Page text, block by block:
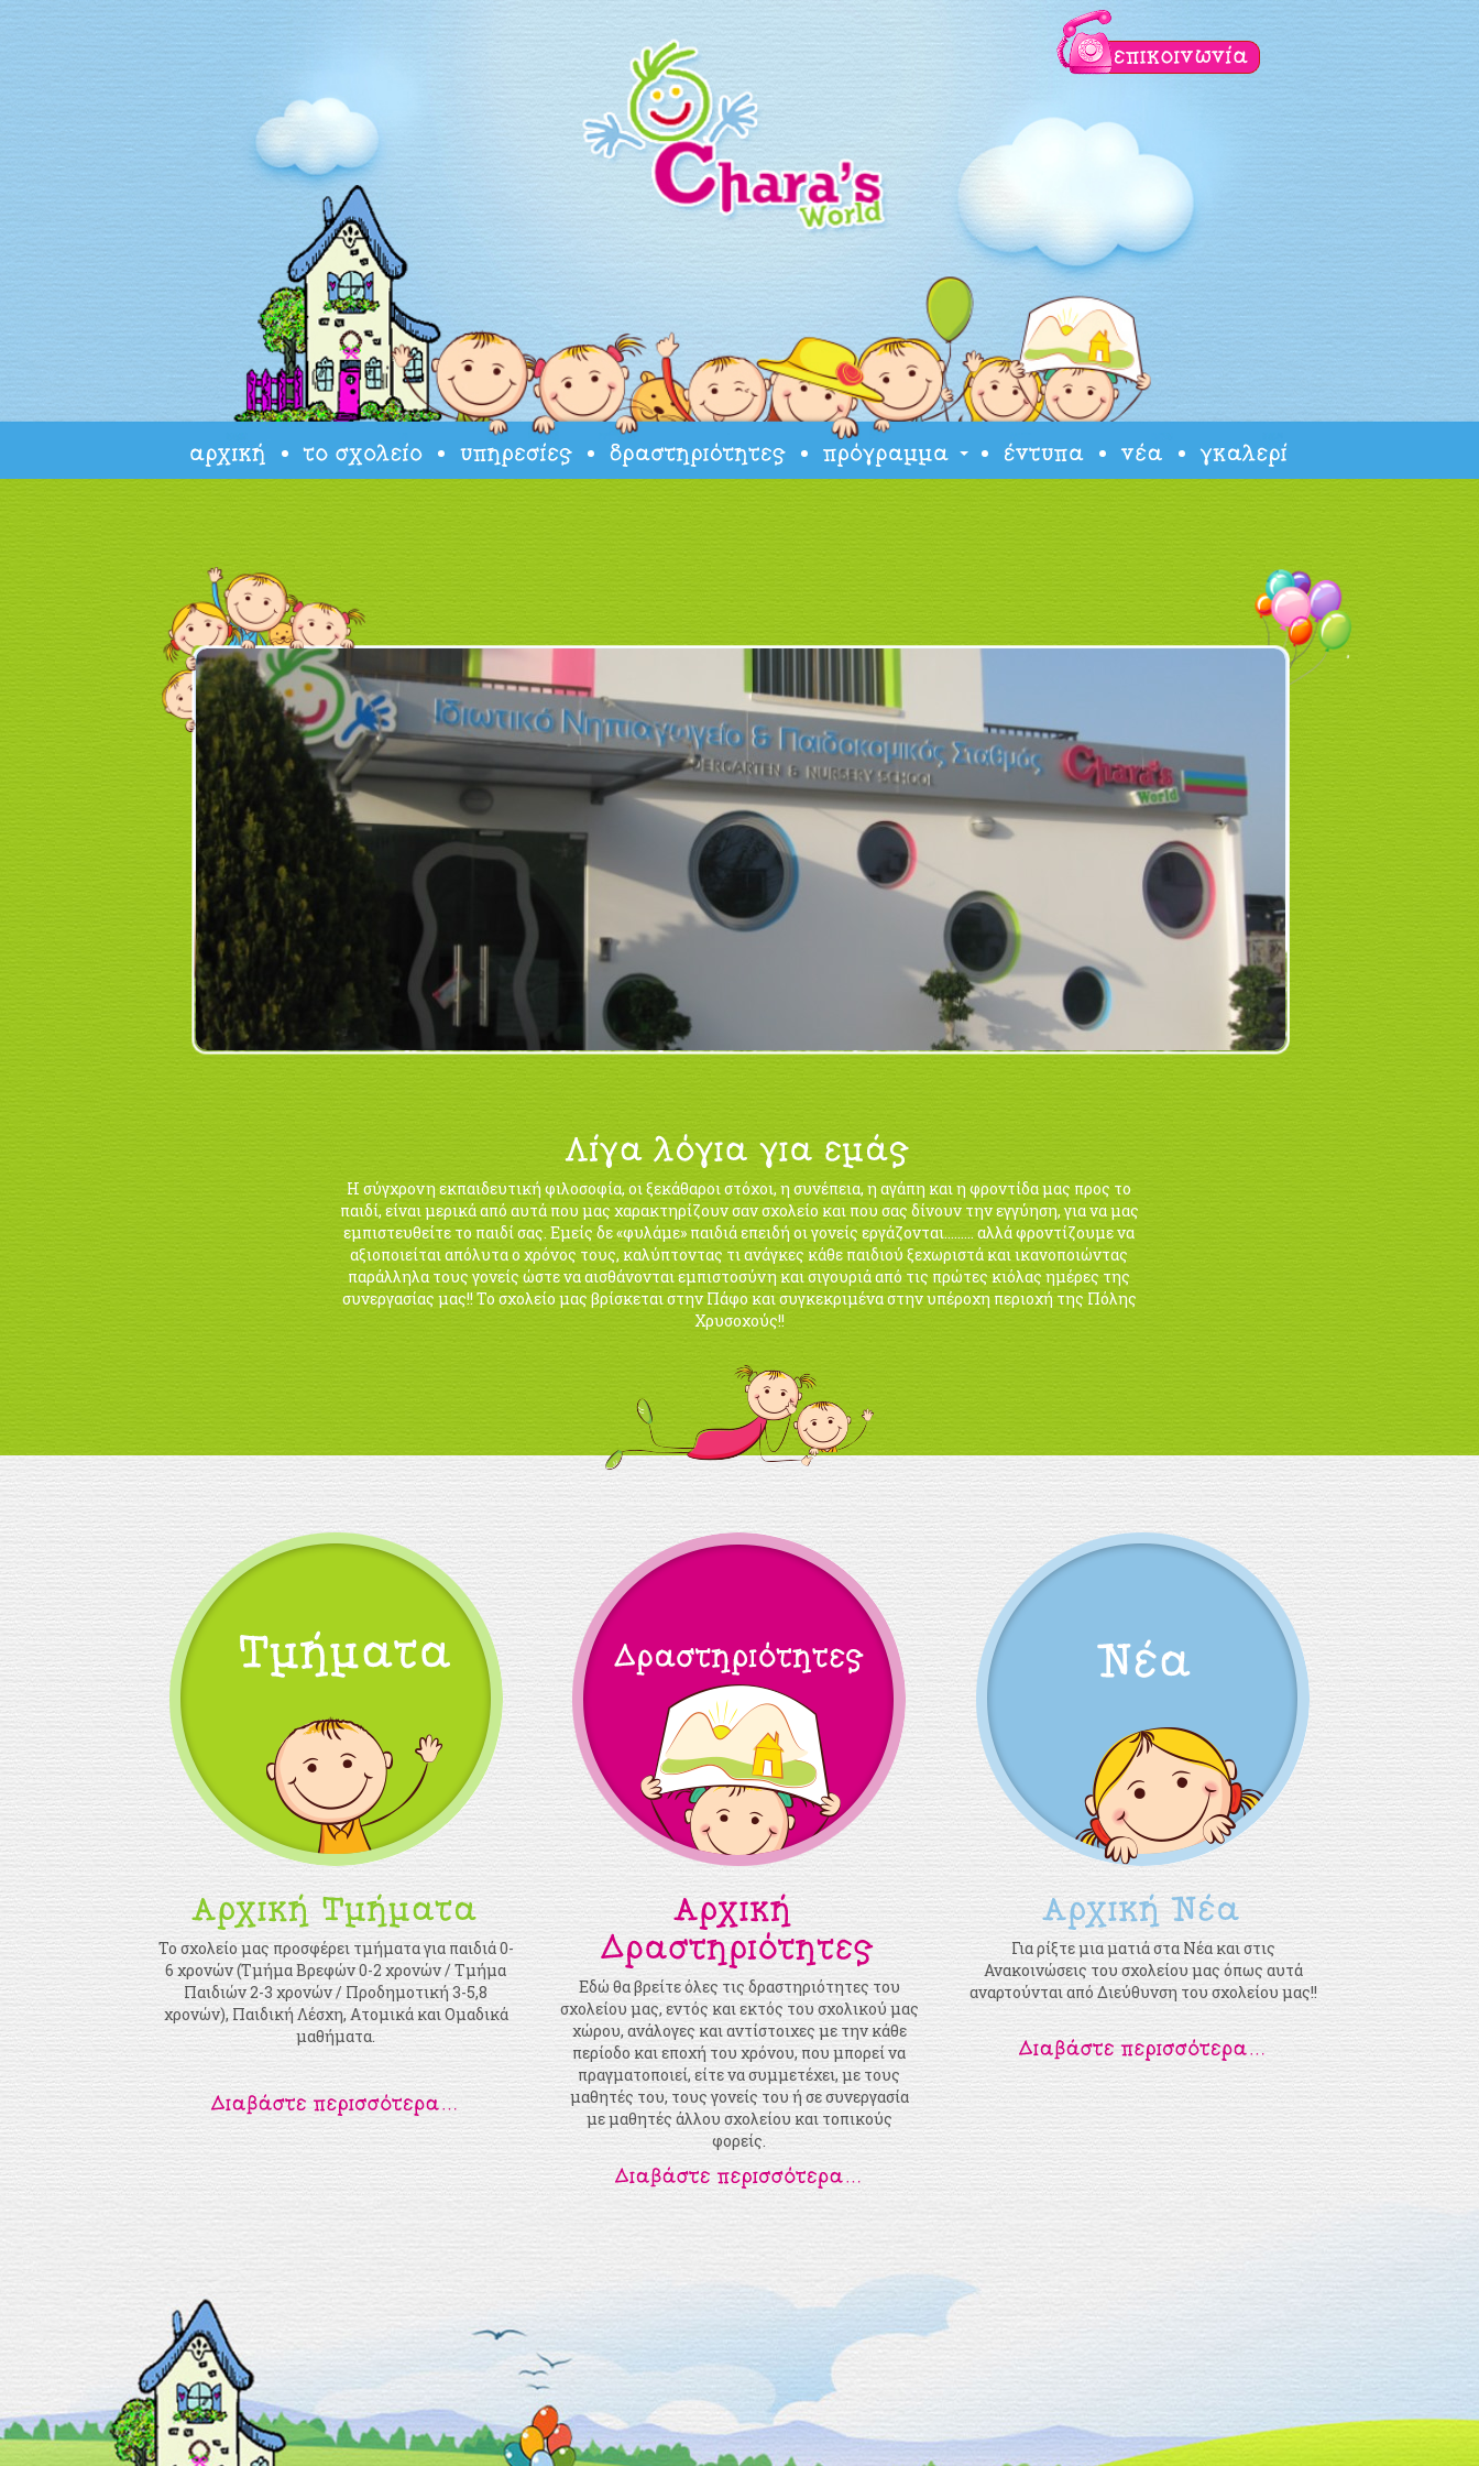
Η σύγχρονη εκπαιδευτική φιλοσοφία, οι ξεκάθαροι στόχοι, η συνέπεια, η αγάπη και η φροντίδα μας προς το
παιδί, είναι μερικά από αυτά που μας χαρακτηρίζουν σαν σχολείο και που σας δίνουν την εγγύηση, για να μας
εμπιστευθείτε το παιδί σας. Εμείς δε «φυλάμε» παιδιά επειδή οι γονείς εργάζονται……… αλλά φροντίζουμε να
αξιοποιείται απόλυτα ο χρόνος τους, καλύπτοντας τι ανάγκες κάθε παιδιού ξεχωριστά και ικανοποιώντας
παράλληλα τους γονείς ώστε να αισθάνονται εμπιστοσύνη και σιγουριά από τις πρώτες κιόλας ημέρες της
συνεργασίας μας!! Το σχολείο μας βρίσκεται στην Πάφο και συγκεκριμένα στην υπέροχη περιοχή της Πόλης
Χρυσοχούς!!
Το σχολείο μας προσφέρει τμήματα για παιδιά 0-
6 χρονών (Τμήμα Βρεφών 0-2 χρονών / Τμήμα
Παιδιών 2-3 χρονών / Προδημοτική 3-5,8
χρονών), Παιδική Λέσχη, Ατομικά και Ομαδικά
μαθήματα.
Εδώ θα βρείτε όλες τις δραστηριότητες του
σχολείου μας, εντός και εκτός του σχολικού μας
χώρου, ανάλογες και αντίστοιχες με την κάθε
περίοδο και εποχή του χρόνου, που μπορεί να
πραγματοποιεί, είτε να συμμετέχει, με τους
μαθητές του, τους γονείς του ή σε συνεργασία
με μαθητές άλλου σχολείου και τοπικούς
φορείς.
Για ρίξτε μια ματιά στα Νέα και στις
Ανακοινώσεις του σχολείου μας όπως αυτά
αναρτούνται από Διεύθυνση του σχολείου μας!!